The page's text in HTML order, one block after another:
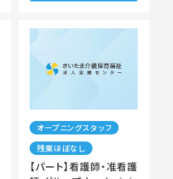
オープニングスタッフ
残業ほぼなし
【パート】看護師・准看護